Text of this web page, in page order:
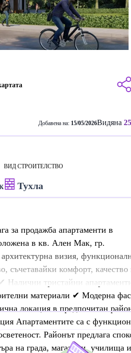
Добавена на: 15/05/2026Видяна
ВИД СТРОИТЕЛСТВО
Тухла
продажба апартаменти в
в кв. Ален Мак, гр.
визия,
съчетавайки комфорт, качество
Налични тристайни
материали ✔ Модерна
локация в предпочитан
Апартаментите са с
Районът предлага
на града, магазини, училища и